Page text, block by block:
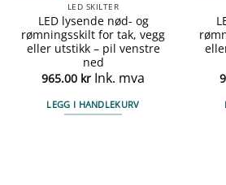
LED SKILTER
LED lysende nød- og
rømningsskilt for tak, vegg
eller utstikk – pil venstre
ned
965.00 kr Ink. mva
LEGG I HANDLEKURV